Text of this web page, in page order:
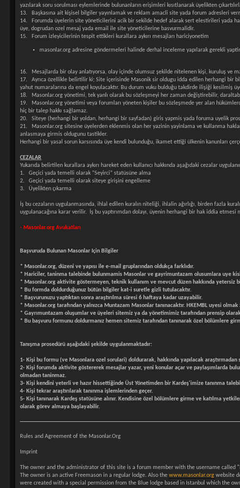
yazılarak soru sorulması eylemlerinde bulunanların erişimleri kısıtlanarak üyelikten
13. Başkasına ait kişisel bilgiler yayınlamak ve reklam amacli site yada forum adresleri
14. Forumda üyelerin site yöneticilerini acik bir sekilde hedef alarak sert elestirileri yada
üye, dogrudan ozel mesaj yada email ile site yöneticilerine basvurmalidir.
15. Forum izleyicilerinin tespit ettikleri kurallara aykırı mesajları hariciyonetim
masonlar.org adresine göndermeleri halinde derhal inceleme yapılarak gerekli
16. Mesajlarda bir olay anlatıyorsa, olay içinde olumsuz şekilde nitelenen kişi, kuruluş ve
17. Ayrıca özellikle belirtilir ki; Site içerisinde Masonik sir oldugu idda edilen herhangi bir
yahut numaralarına da engel koyulacaktır. Bu durum vuku bulduğu takdirde ilişiği
18. Masonlar.org yönetimi, tek yanlı olarak bu sözleşmeyi her zaman değiştirebilir,
19. Masonlar.org yönetimi veya forumları yöneten kişiler bu sözleşmede yer alan
hiç bir talep hakkı sağlamaz.
20. Siteye (herhangi bir yoldan, herhangi bir sayfadan) giris yapmis yada foruma uyelik
21. Masonlar.org sitesine üyelerden eklenmis olan her yazinin yayinlama ve kullanma
anlasmaya girmis oldugunu tastikler.
Herhangi bir yasal sorun karsısında üye kendi bulunduğu, ikamet ettiği ülkenin kanunları
CEZALAR
Yukarıda belirtilen kurallara aykırı hareket eden kullanıcı hakkında aşağıdaki cezalar
1. Geçici yada temelli olarak “Seyirci” statüsüne alma
2. Geçici yada temelli olarak siteye girişini engelleme
3. Üyelikten çıkarma
İş bu cezaların uygulanmasında, ihlal edilen kuralın niteliği, ihlalin ağırlığı, birden fazla
uygulanacağına karar verilir. İş bu yaptırımdan dolayı, üyenin herhangi bir hak iddia etmesi
- Masonlar.org Avukatları
Başvuruda Bulunan Masonlar Için Bilgiler
* Masonlar.org, düzeni ve yapısı ile e-mail gruplarından oldukça farklıdır.
* Hariciler, taninma talebinde bulunmamis Masonlar ve gayrimuntazam olusumlara uye
* Masonlar.org aktivite göstermeyen, teknik kullanım ve mevcut düzen hakkında
* Bu formda doldurduğunuz bütün bilgiler kat-i suretle gizli tutulacaktır.
* Başvurunuzu yaptıktan sonra araştırılma süresi 6 haftaya kadar uzayabilir.
* Masonlar.org tarafından yalnızca Muntazam Masonlar tanınacaktır. HKEMBL uyesi
* Gayrımuntazam oluşumlar ve üyeleri sitemiz ya da yönetimimiz tarafından prensip
* Bu başvuru formunu doldurmanız hemen sitemiz tarafından tanınarak özel bölümlere
Tanışma prosedürü aşağıdaki şekilde uygulanmaktadır:
1- Kişi bu formu (ve Masonlara ozel sorulari) doldurarak, hakkında yapılacak
2- Kişi forumda aktivite göstererek mesajlar yazar, yeni konular açar ve paylaşımlarda
olmadan taninmaz.
3- Kişi kendini yeterli ve hazır hissettiğinde Üst Yönetimden bir Kardeş'imize tanınma
4- Kişi tekrar araştırılarak tanınma işlemlerinden geçer.
5- Kişi tanınarak Kardeş statüsüne alınır. Kendisine özel bölümlere girme ve katılma
olarak görev almaya başlayabilir.
Rules and Agreement of the Masonlar.Org
Imprint
The owner and the administrator of this site is a forum member with the username called
The owner is an active Freemason in a regular lodge. Also thewww.masonlar.org website
were created with a special permission from the Blue lodge based in Istanbul which the